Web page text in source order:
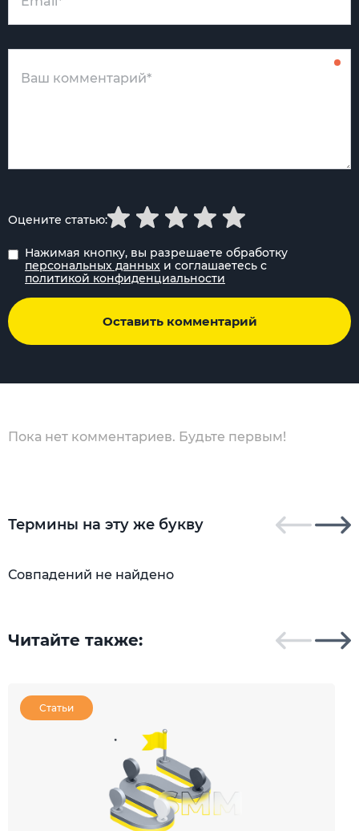
Нажимая кнопку, вы разрешаете обработку
персональных данных и соглашаетесь с
политикой конфиденциальности
Оставить комментарий
Оцените статью:
Пока нет комментариев. Будьте первым!
Термины на эту же букву
Совпадений не найдено
Читайте также:
Статьи